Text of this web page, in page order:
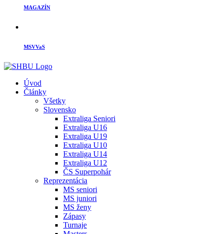
MAGAZÍN
MSVVaS
Úvod
Články
Všetky
Slovensko
Extraliga Seniori
Extraliga U16
Extraliga U19
Extraliga U10
Extraliga U14
Extraliga U12
ČS Superpohár
Reprezentácia
MS seniori
MS juniori
MS ženy
Zápasy
Turnaje